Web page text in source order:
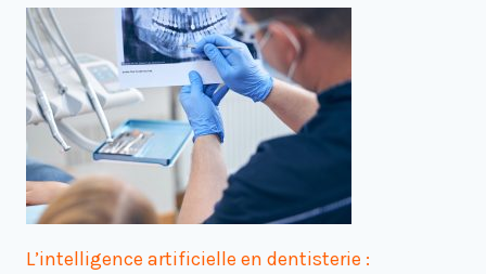
L’intelligence artificielle en dentisterie :